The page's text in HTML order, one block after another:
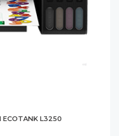
ECOTANK L3250